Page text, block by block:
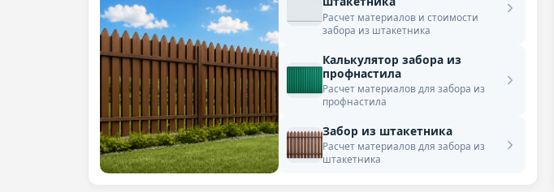
Расчет материалов и стоимости
забора из штакетника
Калькулятор забора из
профнастила
Расчет материалов для забора из
профнастила
Забор из штакетника
Расчет материалов для забора из
штакетника